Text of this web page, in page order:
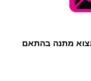
מתנה בהתאם